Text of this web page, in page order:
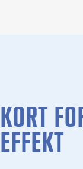
KORT
EFFEKT